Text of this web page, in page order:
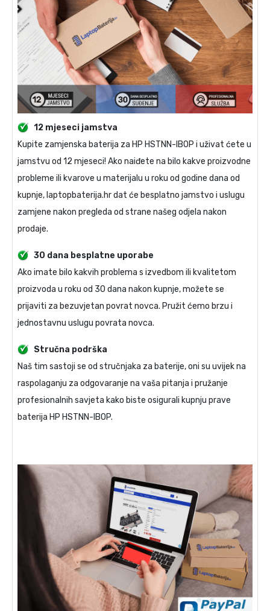
12 mjeseci jamstva
Kupite zamjenska baterija za HP HSTNN-IB0P i uživat ćete u
jamstvu od 12 mjeseci! Ako naiđete na bilo kakve proizvodne
probleme ili kvarove u materijalu u roku od godine dana od
kupnje, laptopbaterija.hr dat će besplatno jamstvo i uslugu
zamjene nakon pregleda od strane našeg odjela nakon
prodaje.
30 dana besplatne uporabe
Ako imate bilo kakvih problema s izvedbom ili kvalitetom
proizvoda u roku od 30 dana nakon kupnje, možete se
prijaviti za bezuvjetan povrat novca. Pružit ćemo brzu i
jednostavnu uslugu povrata novca.
Stručna podrška
Naš tim sastoji se od stručnjaka za baterije, oni su uvijek na
raspolaganju za odgovaranje na vaša pitanja i pružanje
profesionalnih savjeta kako biste osigurali kupnju prave
baterija HP HSTNN-IB0P.